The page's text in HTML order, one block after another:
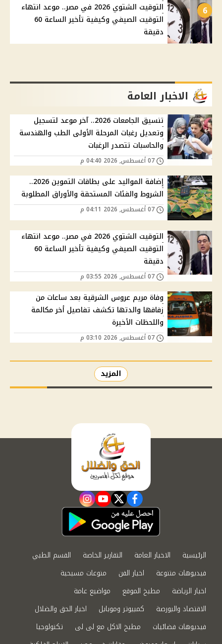
6
التوقيت الشتوي 2026 في مصر.. موعد انتهاء
التوقيت الصيفي وكيفية تأخير الساعة 60
دقيقة
الاخبار العامة
تنسيق الجامعات 2026.. آخر موعد لتسجيل
وتعديل رغبات المرحلة الأولى الطب والهندسة
والحاسبات تتصدر الرغبات
إضافة المواليد على بطاقات التموين 2026..
الشروط والفئات المستحقة والأوراق المطلوبة
التوقيت الشتوي 2026 في مصر.. موعد انتهاء
التوقيت الصيفي وكيفية تأخير الساعة 60
دقيقة
وفاة مريم عروس الشرقية بعد ساعات من
زفافها والدتها تكشف تفاصيل أخر مكالمة
واللحظات الأخيرة
المزيد
facebook
twitter
youtube
instagram
الرئيسية الاخبار العامة التقارير الخاصة
القسم الطبي
فيديوهات متنوعة
اخبار الفن
منوعات مسيحية
اخبار الرياضة
مطبخ الموقع
مواضيع عامة
الاقتصاد والبورصة
كمبيوتر وموبايل
اخبار الحق والضلال
فيديوهات فضائيات
مطبخ الاكل مع لى لى
تكنولوجيا